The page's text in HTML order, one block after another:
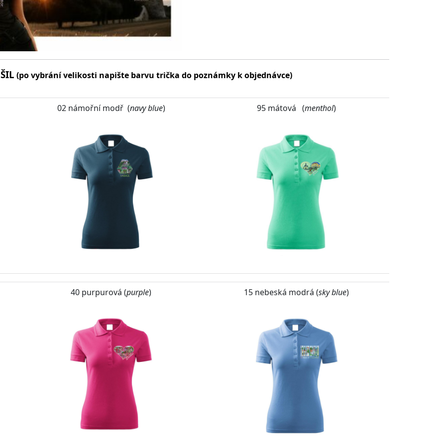
(po vybrání velikosti napište barvu trička do poznámky k objednávce)
02 námořní modř (navy blue) 95 mátová (menthol)
40 purpurová (purple) 15 nebeská modrá (sky blue)